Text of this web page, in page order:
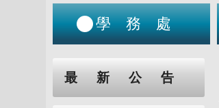
學務處
最新公告